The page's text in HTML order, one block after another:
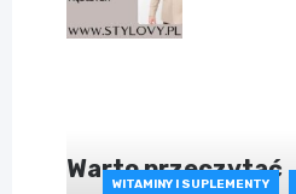
Warto przeczytać
WITAMINY I SUPLEMENTY